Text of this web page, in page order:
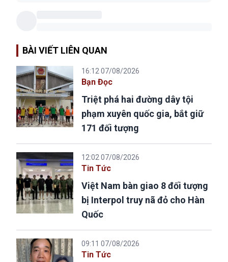
BÀI VIẾT LIÊN QUAN
16:12 07/08/2026
Bạn Đọc
Triệt phá hai đường dây tội
phạm xuyên quốc gia, bắt giữ
171 đối tượng
12:02 07/08/2026
Tin Tức
Việt Nam bàn giao 8 đối tượng
bị Interpol truy nã đỏ cho Hàn
Quốc
09:11 07/08/2026
Tin Tức